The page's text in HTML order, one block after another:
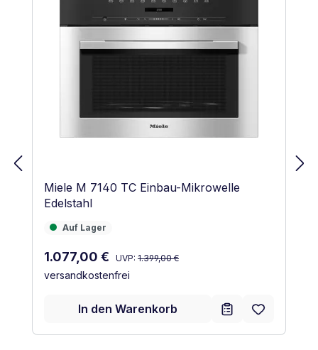
Miele M 7140 TC Einbau-Mikrowelle
Edelstahl
Auf Lager
Auf Lager
Verkaufspreis:
1.077,00 € Regulärer Preis:
UVP: 1.399,00 €
versandkostenfrei
In den Warenkorb